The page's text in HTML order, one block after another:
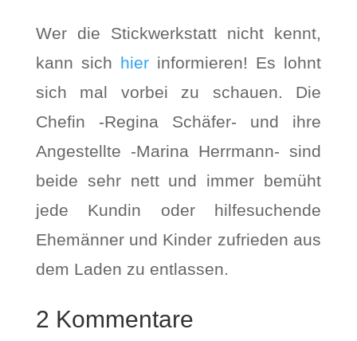
Wer die Stickwerkstatt nicht kennt,
kann sich hierinformieren! Es lohnt
sich mal vorbei zu schauen. Die
Chefin -Regina Schäfer- und ihre
Angestellte -Marina Herrmann- sind
beide sehr nett und immer bemüht
jede Kundin oder hilfesuchende
Ehemänner und Kinder zufrieden aus
dem Laden zu entlassen.
2 Kommentare